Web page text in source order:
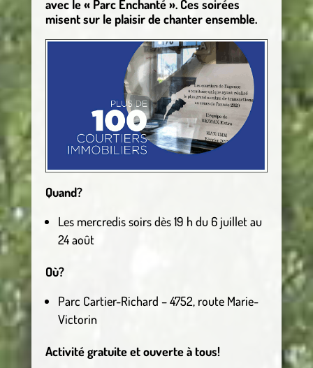
avec le « Parc Enchanté ». Ces soirées
misent sur le plaisir de chanter ensemble.
Quand?
Les mercredis soirs dès 19 h du 6 juillet au
24 août
Où?
Parc Cartier-Richard – 4752, route Marie-
Victorin
Activité gratuite et ouverte à tous!